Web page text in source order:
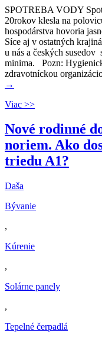
SPOTREBA VODY
20rokov klesla na
hospodárstva hovoria
Síce aj v ostatných
u nás a českých susedov
minima. Pozn:
zdravotníckou
→
Viac >>
Nové rodinné
noriem. Ako
triedu A1?
Daša
Bývanie
,
Kúrenie
,
Solárne panely
,
Tepelné čerpadlá